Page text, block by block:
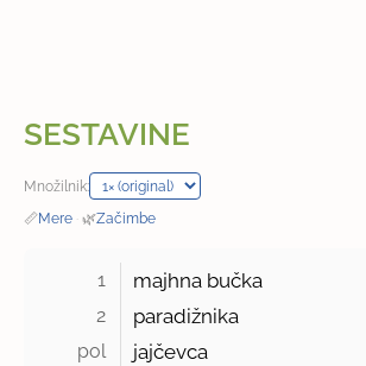
SESTAVINE
Množilnik:
📏Mere · 🌿Začimbe
1 majhna bučka
2 paradižnika
pol jajčevca